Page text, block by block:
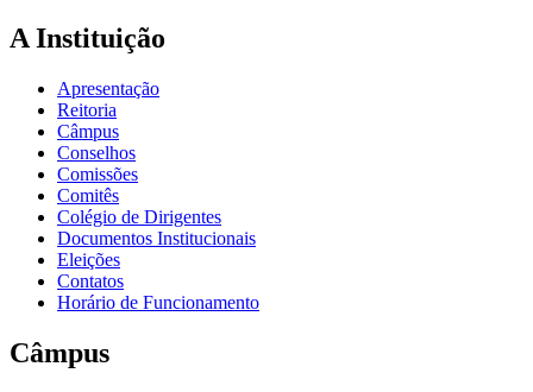
A Instituição
Apresentação
Reitoria
Câmpus
Conselhos
Comissões
Comitês
Colégio de Dirigentes
Documentos Institucionais
Eleições
Contatos
Horário de Funcionamento
Câmpus